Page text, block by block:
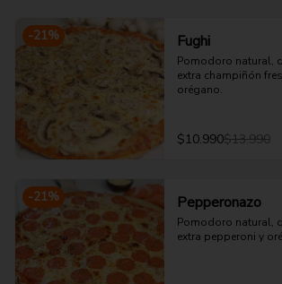
-21% Fughi
Pomodoro natural,
extra champiñón
orégano.
$10.990$13.990
-21% Pepperonazo
Pomodoro natural,
extra pepperoni y